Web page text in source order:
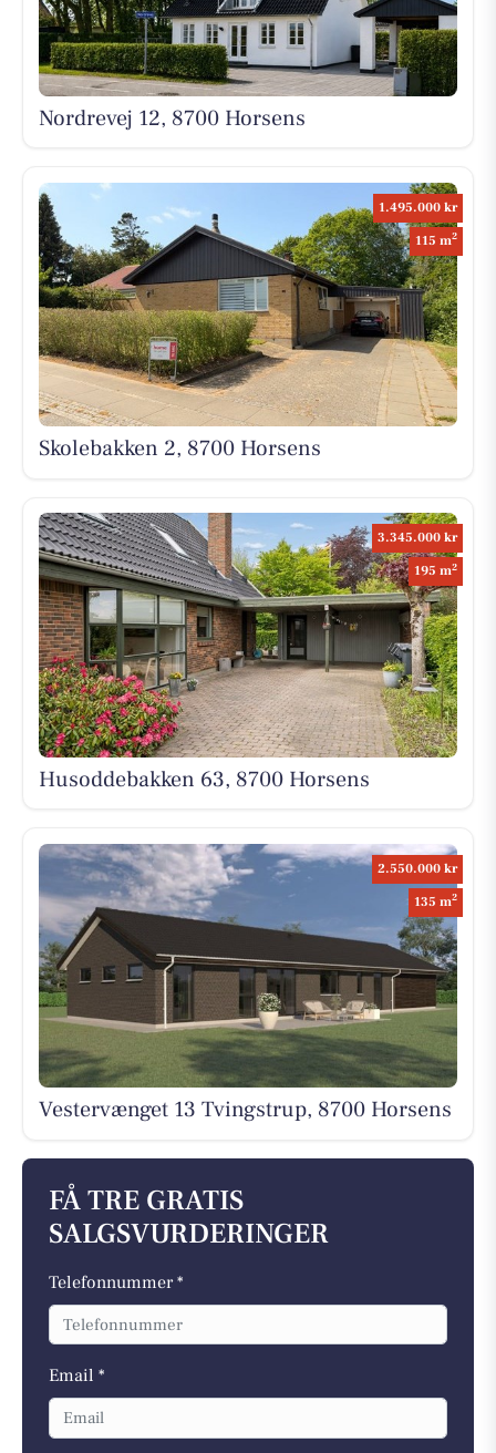
Nordrevej 12, 8700 Horsens
1.495.000 kr
115 m2
Skolebakken 2, 8700 Horsens
3.345.000 kr
195 m2
Husoddebakken 63, 8700 Horsens
2.550.000 kr
135 m2
Vestervænget 13 Tvingstrup, 8700 Horsens
FÅ TRE GRATIS
SALGSVURDERINGER
Telefonnummer *
Email *